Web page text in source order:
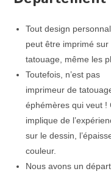
Tout design
peut être imprimé sur
tatouage, même les
Toutefois, n’est pas
imprimeur de
éphémères qui veut !
implique de
sur le dessin,
couleur.
Nous avons un